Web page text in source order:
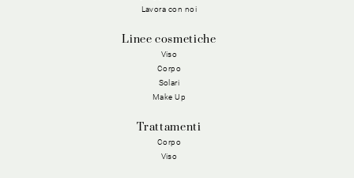
Lavora con noi
Linee cosmetiche
Viso
Corpo
Solari
Make Up
Trattamenti
Corpo
Viso